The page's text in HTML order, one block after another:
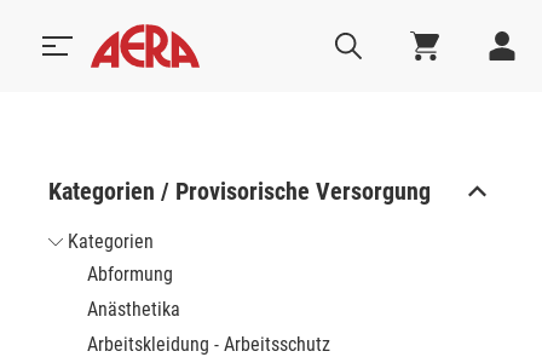
Kategorien / Provisorische Versorgung
Kategorien
Abformung
Anästhetika
Arbeitskleidung - Arbeitsschutz